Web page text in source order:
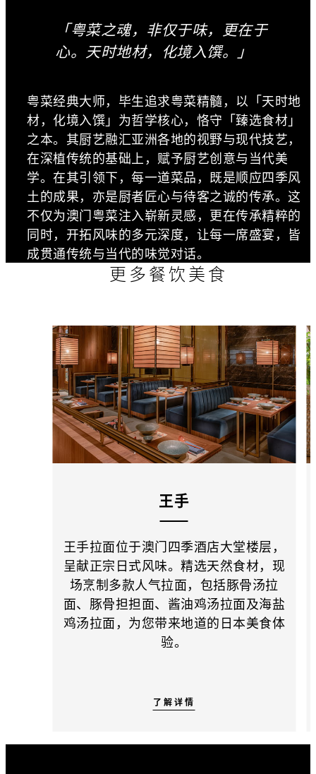
粤菜经典大师，毕生追求粤菜精髓，以「天时地
材，化境入馔」为哲学核心，恪守「臻选食材」
之本。其厨艺融汇亚洲各地的视野与现代技艺，
在深植传统的基础上，赋予厨艺创意与当代美
学。在其引领下，每一道菜品，既是顺应四季风
土的成果，亦是厨者匠心与待客之诚的传承。这
不仅为澳门粤菜注入崭新灵感，更在传承精粹的
同时，开拓风味的多元深度，让每一席盛宴，皆
成贯通传统与当代的味觉对话。
「粤菜之魂，非仅于味，更在于
心。天时地材，化境入馔。」
更多餐饮美食
王手
王手拉面位于澳门四季酒店大堂楼层，
呈献正宗日式风味。精选天然食材，现
场烹制多款人气拉面，包括豚骨汤拉
面、豚骨担担面、酱油鸡汤拉面及海盐
鸡汤拉面，为您带来地道的日本美食体
验。
了解详情